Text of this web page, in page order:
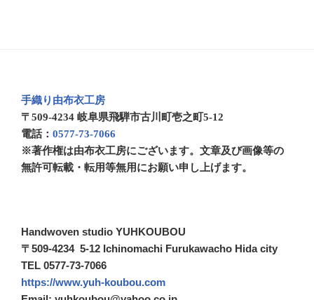
手織り由布衣工房
〒509-4234 岐阜県飛騨市古川町壱之町5-12
電話： 0577-73-7066
※著作権は由布衣工房にございます。文章及び画像等の
無許可転載・転用等無用にお願い申し上げます。
Handwoven studio YUHKOUBOU
〒509-4234 5-12 Ichinomachi Furukawacho Hida city
TEL 0577-73-7066
https://www.yuh-koubou.com